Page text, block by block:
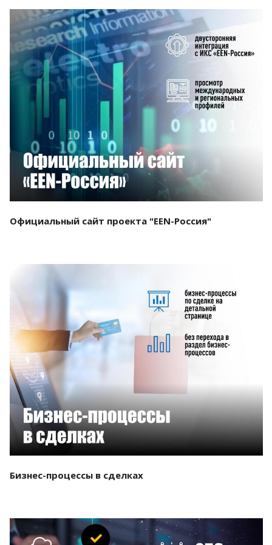
Смотреть проект
Официальный сайт проекта "EEN-Россия"
Бизнес-процессы в сделках